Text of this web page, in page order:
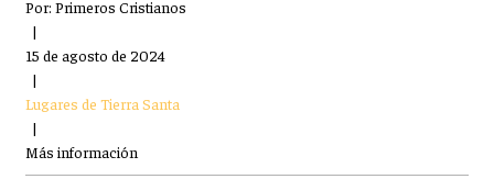
Por: Primeros Cristianos
|
15 de agosto de 2024
|
Lugares de Tierra Santa
|
Más información